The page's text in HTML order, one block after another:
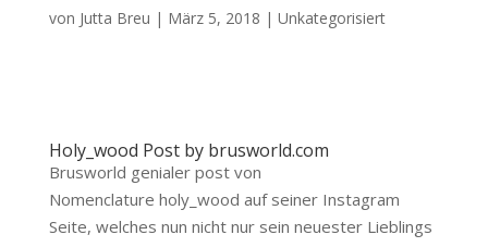
von Jutta Breu | März 5, 2018 | Unkategorisiert
Holy_wood Post by brusworld.com
Brusworld genialer post von
Nomenclature holy_wood auf seiner Instagram
Seite, welches nun nicht nur sein neuester Lieblings